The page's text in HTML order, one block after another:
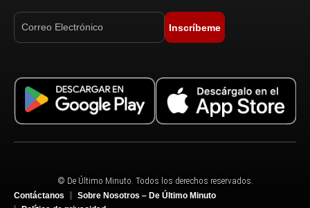
Inscríbeme
© De Último Minuto. Todos los derechos reservados.
Contáctanos
Sobre Nosotros – De Último Minuto